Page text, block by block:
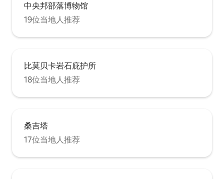
中央邦部落博物馆
19位当地人推荐
比莫贝卡岩石庇护所
18位当地人推荐
桑吉塔
17位当地人推荐